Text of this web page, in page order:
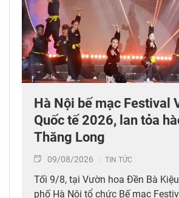
Hà Nội bế mạc Festival
Quốc tế 2026, lan tỏa
Thăng Long
09/08/2026 TIN TỨC
Tối 9/8, tại Vườn hoa Đền Bà
phố Hà Nội tổ chức Bế mạc